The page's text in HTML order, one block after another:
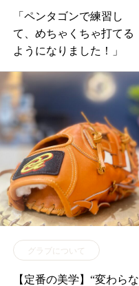
「ペンタゴンで練習し
て、めちゃくちゃ打てる
ようになりました！」
グラブについて
【定番の美学】“変わらな